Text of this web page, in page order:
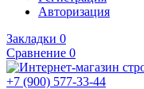
Авторизация
Закладки 0
Сравнение 0
+7 (900) 577-33-44